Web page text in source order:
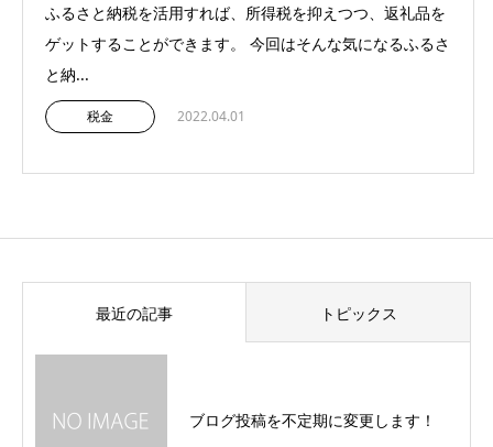
ふるさと納税を活用すれば、所得税を抑えつつ、返礼品を
ゲットすることができます。 今回はそんな気になるふるさ
と納...
税金 2022.04.01
最近の記事 トピックス
ブログ投稿を不定期に変更します！